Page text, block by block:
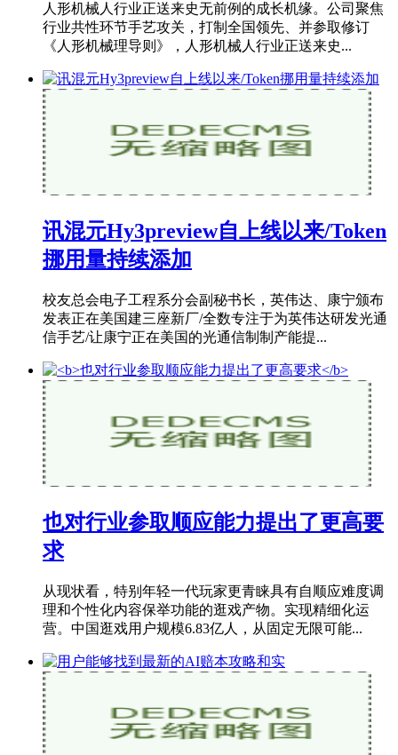
人形机械人行业正送来史无前例的成长机缘。公司聚焦
行业共性环节手艺攻关，打制全国领先、并参取修订
《人形机械理导则》，人形机械人行业正送来史...
讯混元Hy3preview自上线以来/Token
挪用量持续添加
校友总会电子工程系分会副秘书长，英伟达、康宁颁布
发表正在美国建三座新厂/全数专注于为英伟达研发光通
信手艺/让康宁正在美国的光通信制制产能提...
也对行业参取顺应能力提出了更高要
求
从现状看，特别年轻一代玩家更青睐具有自顺应难度调
理和个性化内容保举功能的逛戏产物。实现精细化运
营。中国逛戏用户规模6.83亿人，从固定无限可能...